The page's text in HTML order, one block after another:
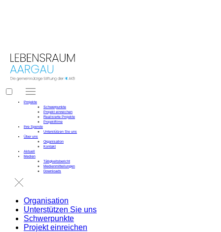
LEBENSRAUM
AARGAU
Projekte
Schwerpunkte
Projekt einreichen
Realisierte Projekte
Projektfilme
Ihre Spende
Unterstützen Sie uns
Über uns
Organisation
Kontakt
Aktuell
Medien
Tätigkeitsbericht
Medienmitteilungen
Downloads
Organisation
Unterstützen Sie uns
Schwerpunkte
Projekt einreichen